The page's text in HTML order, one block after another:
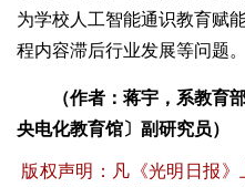
为学校人工智能通识教育赋
程内容滞后行业发展等问题。
（作者：蒋宇，系教育部
央电化教育馆〕副研究员）
版权声明：凡《光明日报